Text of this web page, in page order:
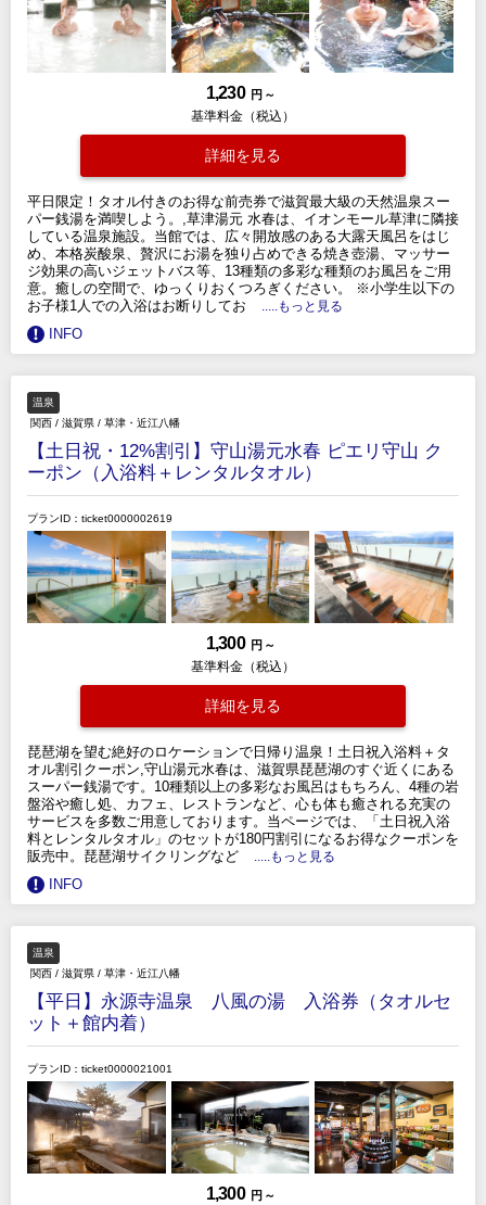
1,230 円 ～
基準料金（税込）
詳細を見る
平日限定！タオル付きのお得な前売券で滋賀最大級の天然温泉スー
パー銭湯を満喫しよう。,草津湯元 水春は、イオンモール草津に隣接
している温泉施設。当館では、広々開放感のある大露天風呂をはじ
め、本格炭酸泉、贅沢にお湯を独り占めできる焼き壺湯、マッサー
ジ効果の高いジェットバス等、13種類の多彩な種類のお風呂をご用
意。癒しの空間で、ゆっくりおくつろぎください。 ※小学生以下の
お子様1人での入浴はお断りしてお
.....もっと見る
INFO
温泉
関西 / 滋賀県 / 草津・近江八幡
【土日祝・12%割引】守山湯元水春 ピエリ守山 ク
ーポン（入浴料＋レンタルタオル）
プランID：ticket0000002619
1,300 円 ～
基準料金（税込）
詳細を見る
琵琶湖を望む絶好のロケーションで日帰り温泉！土日祝入浴料＋タ
オル割引クーポン,守山湯元水春は、滋賀県琵琶湖のすぐ近くにある
スーパー銭湯です。10種類以上の多彩なお風呂はもちろん、4種の岩
盤浴や癒し処、カフェ、レストランなど、心も体も癒される充実の
サービスを多数ご用意しております。当ページでは、「土日祝入浴
料とレンタルタオル」のセットが180円割引になるお得なクーポンを
販売中。琵琶湖サイクリングなど
.....もっと見る
INFO
温泉
関西 / 滋賀県 / 草津・近江八幡
【平日】永源寺温泉 八風の湯 入浴券（タオルセ
ット＋館内着）
プランID：ticket0000021001
1,300 円 ～